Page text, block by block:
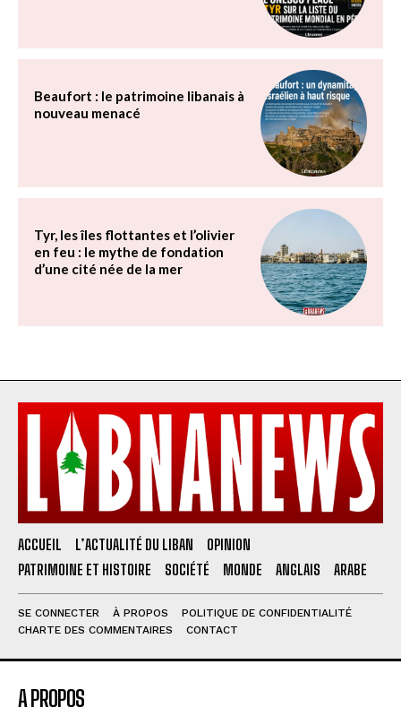
Beaufort : le patrimoine libanais à
nouveau menacé
Tyr, les îles flottantes et l’olivier
en feu : le mythe de fondation
d’une cité née de la mer
ACCUEIL L’ACTUALITÉ DU LIBAN
OPINION
PATRIMOINE ET HISTOIRE
SOCIÉTÉ MONDE ANGLAIS ARABE
SE CONNECTER À PROPOS
POLITIQUE DE CONFIDENTIALITÉ
CHARTE DES COMMENTAIRES
CONTACT
A PROPOS